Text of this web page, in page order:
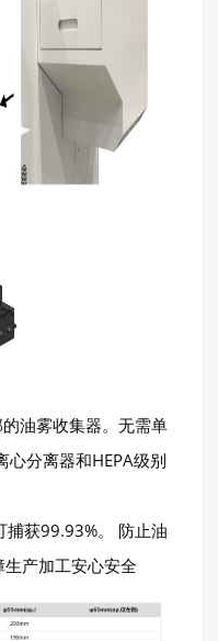
油雾收集器。无需单
心分离器和HEPA级别
获99.93%。 防止油
产加工安心安全